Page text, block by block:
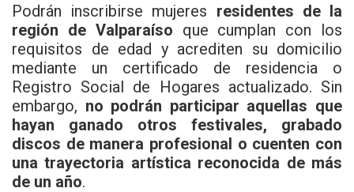
Podrán inscribirse mujeres residentes de la
región de Valparaíso que cumplan con los
requisitos de edad y acrediten su domicilio
mediante un certificado de residencia o
Registro Social de Hogares actualizado. Sin
embargo, no podrán participar aquellas que
hayan ganado otros festivales, grabado
discos de manera profesional o cuenten con
una trayectoria artística reconocida de más
de un año.